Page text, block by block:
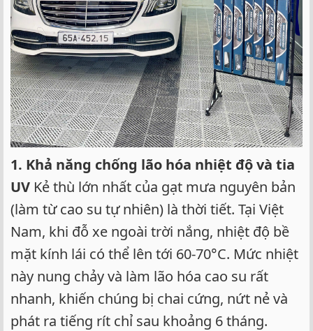
1. Khả năng chống lão hóa nhiệt độ và tia
UV Kẻ thù lớn nhất của gạt mưa nguyên bản
(làm từ cao su tự nhiên) là thời tiết. Tại Việt
Nam, khi đỗ xe ngoài trời nắng, nhiệt độ bề
mặt kính lái có thể lên tới 60-70°C. Mức nhiệt
này nung chảy và làm lão hóa cao su rất
nhanh, khiến chúng bị chai cứng, nứt nẻ và
phát ra tiếng rít chỉ sau khoảng 6 tháng.